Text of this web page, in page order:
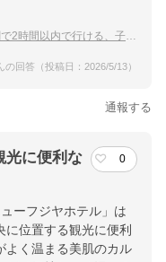
ける、子連れで泊まれる宿を探してます
の回答（投稿日：2026/5/13）
通報する
光に便利な
0
ーフジヤホテル」は
位置する観光に便利
よく温まる美肌のカル